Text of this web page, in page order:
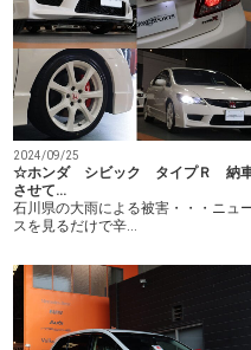
2024/09/25
☆ホンダ シビック タイプＲ 納
させて…
石川県の大雨による被害・・・ニュ
スを見るだけで辛…